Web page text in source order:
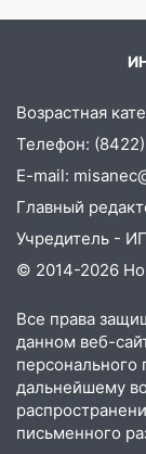
За
спасли
14:40
«посылку
14:30
знакомого
поймали
13:54
но едва не
тысяч
13:30 Пять
Возрастная
Телефон:
E-mail:
Главный
Учредитель -
© 2014-2026
Все права
данном веб-
персонального
дальнейшему
письменного